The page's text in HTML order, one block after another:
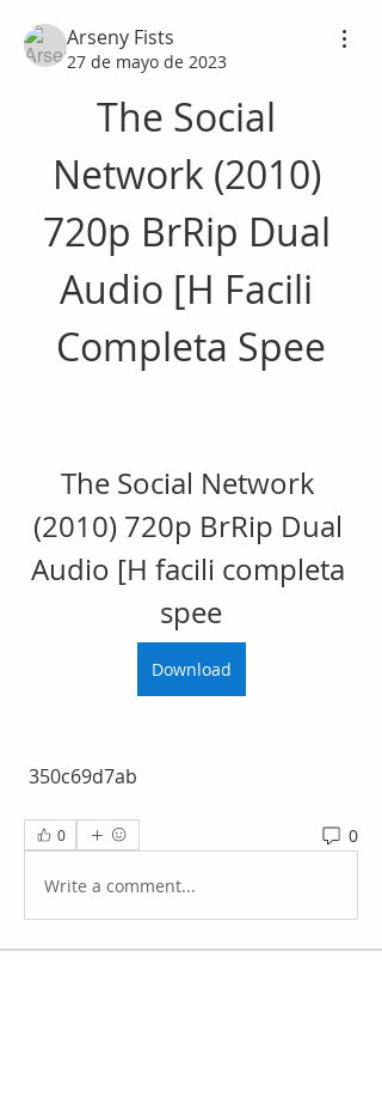
Arseny Fists
27 de mayo de 2023
The Social
Network (2010)
720p BrRip Dual
Audio [H Facili
Completa Spee
The Social Network
(2010) 720p BrRip Dual
Audio [H facili completa
spee
Download
350c69d7ab
0 0
Write a comment...